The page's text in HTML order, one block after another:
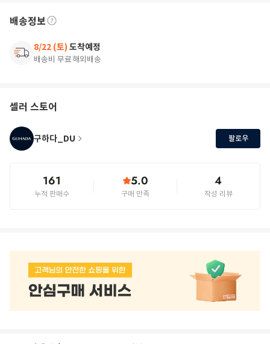
배송정보
8/22 (토) 도착예정
배송비 무료해외배송
셀러 스토어
구하다_DU 팔로우
161
누적 판매수
5.0
구매 만족
4
작성 리뷰